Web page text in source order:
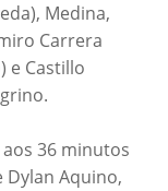
Medina,
Carrera
e Castillo
aos 36 minutos
Dylan Aquino,